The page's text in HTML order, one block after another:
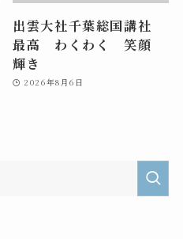
出雲大社千葉総国講社
最高 わくわく 笑顔
輝き
2026年8月6日